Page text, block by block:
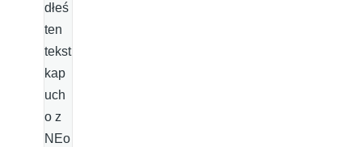
dłeś
ten
tekst
kap
uch
o z
NEo